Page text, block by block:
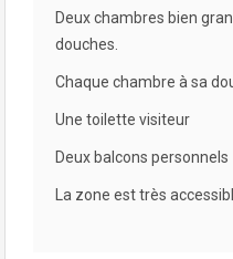
Deux chambres bien
douches.
Chaque chambre à sa
Une toilette visiteur
Deux balcons personnels
La zone est très